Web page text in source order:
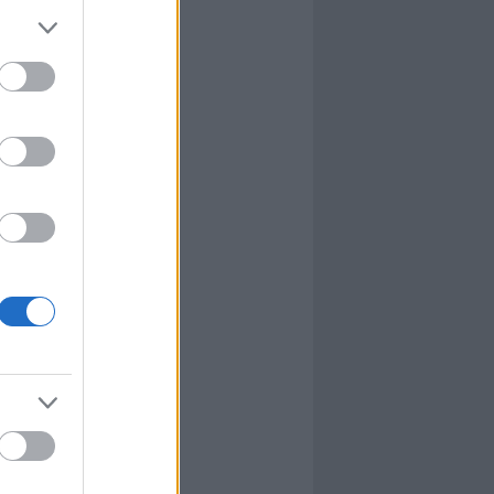
kis falunk
Mix
közt
TV
Takács Gábor
sorozat